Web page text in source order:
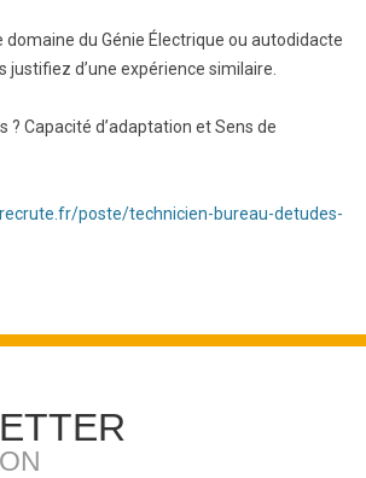
domaine du Génie Électrique ou autodidacte
d’une expérience similaire.
? Capacité d’adaptation et Sens de
poste/technicien-bureau-detudes-